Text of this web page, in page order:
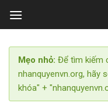
Mẹo nhỏ: Để tìm kiếm
nhanquyenvn.org, hãy
khóa" +